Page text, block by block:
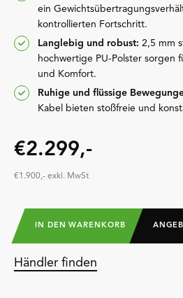
ein
kontrollierten Fortschritt.
Langlebig und robust: 2,5 mm
hochwertige PU-Polster sorgen
und Komfort.
Ruhige und flüssige
Kabel bieten stoßfreie und
€2.299,-
€1.900,- exkl. MwSt
IN DEN WARENKORB
Händler finden